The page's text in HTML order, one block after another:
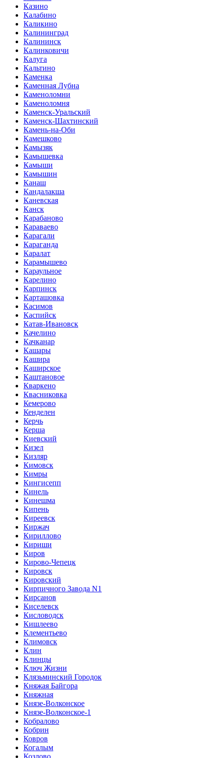
Казино
Калабино
Каликино
Калининград
Калининск
Калинковичи
Калуга
Кальтино
Каменка
Каменная Лубна
Каменоломни
Каменоломня
Каменск-Уральский
Каменск-Шахтинский
Камень-на-Оби
Камешково
Камызяк
Камышевка
Камыши
Камышин
Канаш
Кандалакша
Каневская
Канск
Карабаново
Караваево
Карагали
Караганда
Каралат
Карамышево
Караульное
Карелино
Карпинск
Карташовка
Касимов
Каспийск
Катав-Ивановск
Качелино
Качканар
Кашары
Кашира
Каширское
Каштановое
Кваркено
Квасниковка
Кемерово
Кенделен
Керчь
Керша
Киевский
Кизел
Кизляр
Кимовск
Кимры
Кингисепп
Кинель
Кинешма
Кипень
Киреевск
Киржач
Кириллово
Кириши
Киров
Кирово-Чепецк
Кировск
Кировский
Кирпичного Завода N1
Кирсанов
Киселевск
Кисловодск
Кишлеево
Клементьево
Климовск
Клин
Клинцы
Ключ Жизни
Клязьминский Городок
Княжая Байгора
Княжная
Князе-Волконское
Князе-Волконское-1
Кобралово
Кобрин
Ковров
Когалым
Козлово